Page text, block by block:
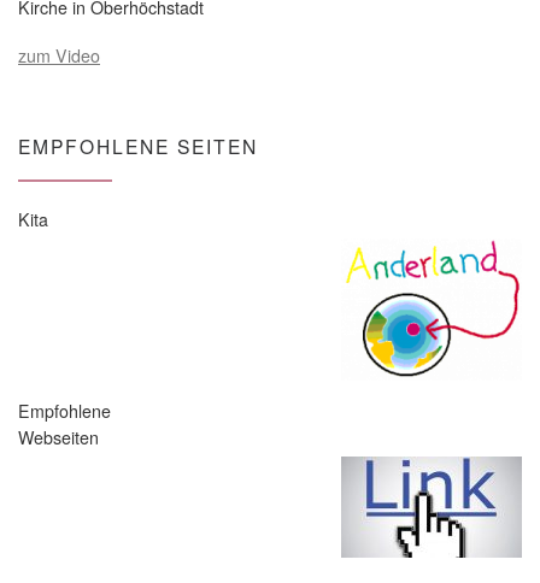
Kirche in Oberhöchstadt
zum Video
EMPFOHLENE SEITEN
Kita
Empfohlene
Webseiten